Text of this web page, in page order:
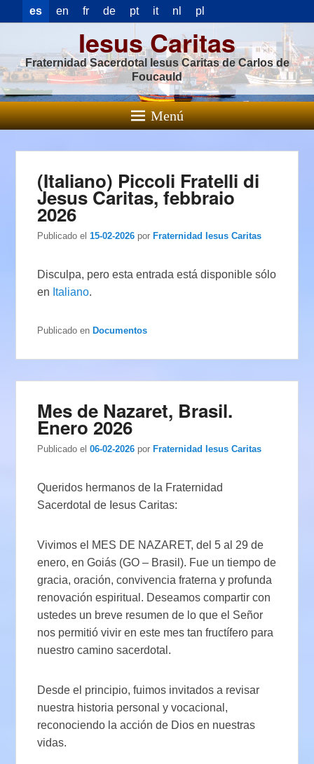
es en fr de pt it nl pl
Iesus Caritas
Fraternidad Sacerdotal Iesus Caritas de Carlos de
Foucauld
Menú
(Italiano) Piccoli Fratelli di
Jesus Caritas, febbraio
2026
Publicado el 15-02-2026 por Fraternidad Iesus Caritas
Disculpa, pero esta entrada está disponible sólo
en Italiano.
Publicado en Documentos
Mes de Nazaret, Brasil.
Enero 2026
Publicado el 06-02-2026 porFraternidad Iesus Caritas
Queridos hermanos de la Fraternidad
Sacerdotal de Iesus Caritas:
Vivimos el MES DE NAZARET, del 5 al 29 de
enero, en Goiás (GO – Brasil). Fue un tiempo de
gracia, oración, convivencia fraterna y profunda
renovación espiritual. Deseamos compartir con
ustedes un breve resumen de lo que el Señor
nos permitió vivir en este mes tan fructífero para
nuestro camino sacerdotal.
Desde el principio, fuimos invitados a revisar
nuestra historia personal y vocacional,
reconociendo la acción de Dios en nuestras
vidas.